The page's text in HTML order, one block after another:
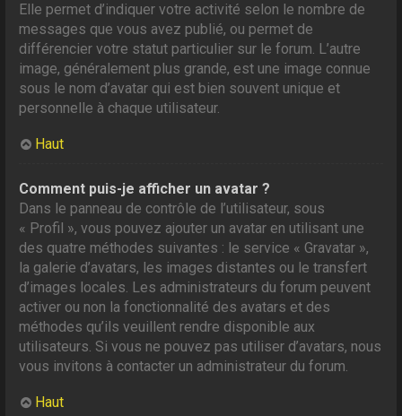
Elle permet d’indiquer votre activité selon le nombre de
messages que vous avez publié, ou permet de
différencier votre statut particulier sur le forum. L’autre
image, généralement plus grande, est une image connue
sous le nom d’avatar qui est bien souvent unique et
personnelle à chaque utilisateur.
Haut
Comment puis-je afficher un avatar ?
Dans le panneau de contrôle de l’utilisateur, sous
« Profil », vous pouvez ajouter un avatar en utilisant une
des quatre méthodes suivantes : le service « Gravatar »,
la galerie d’avatars, les images distantes ou le transfert
d’images locales. Les administrateurs du forum peuvent
activer ou non la fonctionnalité des avatars et des
méthodes qu’ils veuillent rendre disponible aux
utilisateurs. Si vous ne pouvez pas utiliser d’avatars, nous
vous invitons à contacter un administrateur du forum.
Haut